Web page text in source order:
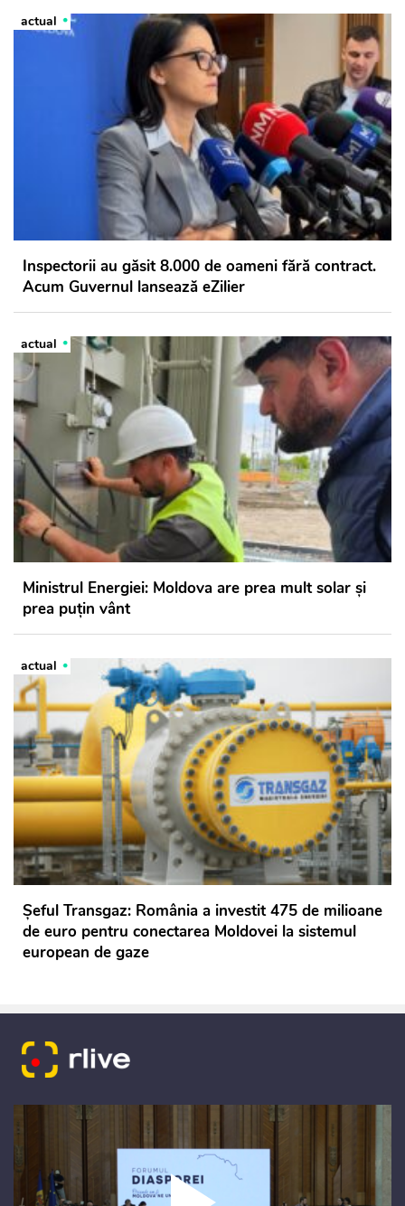
actual
Inspectorii au găsit 8.000 de oameni fără contract.
Acum Guvernul lansează eZilier
actual
Ministrul Energiei: Moldova are prea mult solar și
prea puțin vânt
actual
Șeful Transgaz: România a investit 475 de milioane
de euro pentru conectarea Moldovei la sistemul
european de gaze